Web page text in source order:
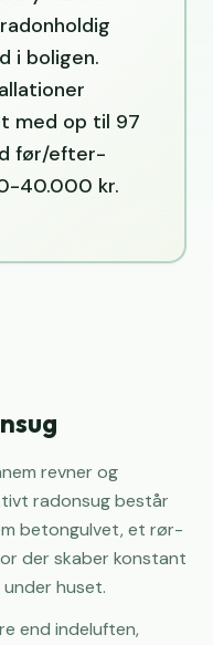
i boligen.
med op til 97
før/efter-
40.000 kr.
revner og
radonsug består
betongulvet, et rør-
der skaber konstant
huset.
end indeluften,